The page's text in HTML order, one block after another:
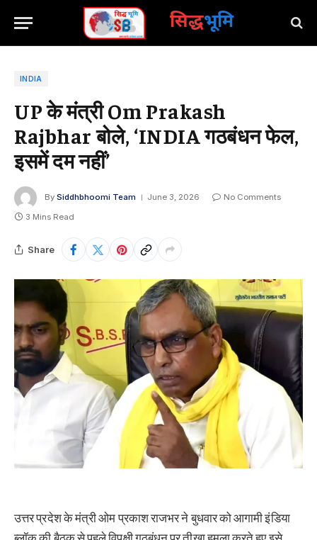
सिद्धभूमि
INDIA
UP के मंत्री Om Prakash
Rajbhar बोले, ‘INDIA गठबंधन फेल,
इसमें दम नहीं’
By Siddhbhoomi Team June 3, 2026
No Comments
3 Mins Read
Share
उत्तर प्रदेश के मंत्री ओम प्रकाश राजभर ने बुधवार को आगामी इंडिया